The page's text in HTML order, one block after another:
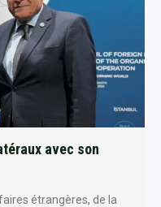
avec son
étrangères, de la